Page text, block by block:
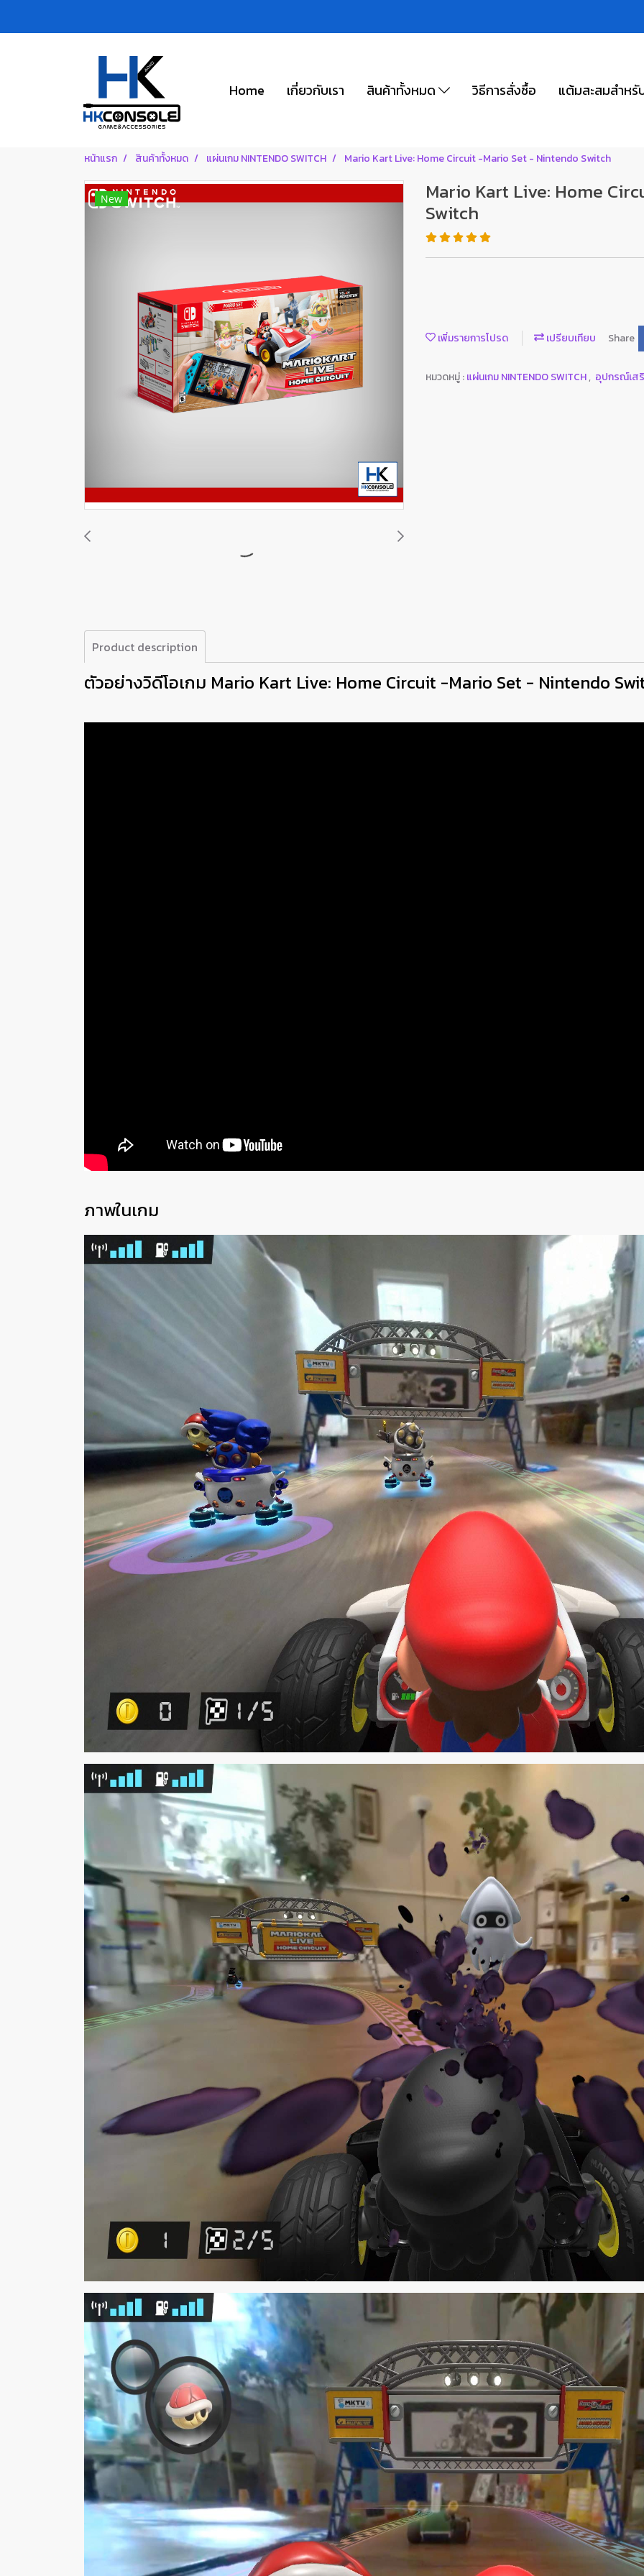
Home เกี่ยวกับเรา สินค้าทั้งหมด วิธีการสั่งซื้อ แต้มสะสมสำหรั
หน้าแรก สินค้าทั้งหมด แผ่นเกม NINTENDO SWITCH Mario Kart Live: Home Circuit -Mario Set - Nintendo Switch
New Mario Kart Live: Home
Switch
เพิ่มรายการโปรด เปรียบเทียบ Share
หมวดหมู่ :แผ่นเกม NINTENDO SWITCH, อุปกรณ์เสริ
Product description
ตัวอย่างวิดีโอเกม Mario Kart Live: Home Circuit -Mario Set - Nintendo
ภาพในเกม